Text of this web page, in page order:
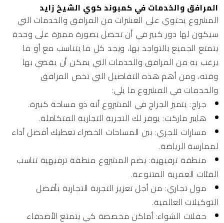
المرافق والخدمات في كمبوند كوي الشيخ زايد
المشروع يحتوي على العشرات من المرافق والخدمات التي
سيكون لها دور كبير في أن تحصل بصورة مميزة على وحدة
يتمتع الجميع بالتواجد بها، ويجد كل ما يتناسب مع أو ما
يرغب به من المرافق والخدمات التي يمكن أن يقضي بها
وقته، ومن أهم هذه التفاصيل التي تخص المرافق
والخدمات في المشروع ما يلي:
جراج: يتميز الجراج في المشروع أنه ذو مساحة كبيرة.
هايبر ماركت: يوفر لك التجربة التجارية المتكاملة.
مسارات للجري: بين المساحات الخضراء تعطيك أفضل أداء
لممارسة الرياضة.
منطقة ترفيهية: يضم المشروع منطقة ترفيهية تناسب
الفئات العمرية المتنوعة.
مول تجاري: من أجل تعزيز التجربة التجارية بأفضل
التوكيلات العالمية.
حفلات الشواء: أماكن مخصصة كي يتمتع الأصدقاء